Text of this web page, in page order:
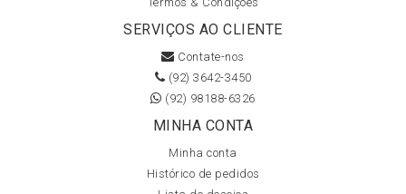
SERVIÇOS AO CLIENTE
Contate-nos
(92) 3642-3450
(92) 98188-6326
MINHA CONTA
Minha conta
Histórico de pedidos